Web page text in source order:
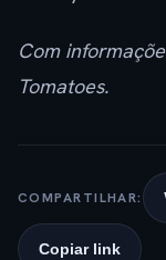
Com
Tomatoes.
COMPARTILHAR:
Copiar link